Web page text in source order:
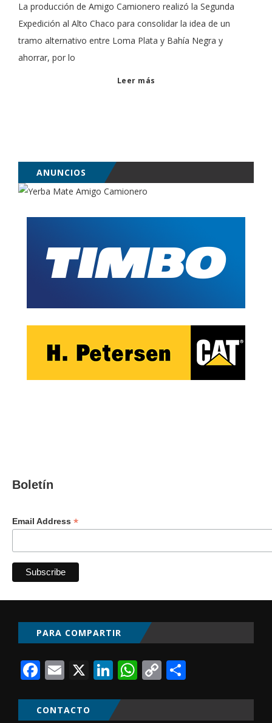
La producción de Amigo Camionero realizó la Segunda
Expedición al Alto Chaco para consolidar la idea de un
tramo alternativo entre Loma Plata y Bahía Negra y
ahorrar, por lo
Leer más
ANUNCIOS
Boletín
Email Address *
PARA COMPARTIR
Facebook
Email
X LinkedIn
WhatsApp
Copy
CONTACTO